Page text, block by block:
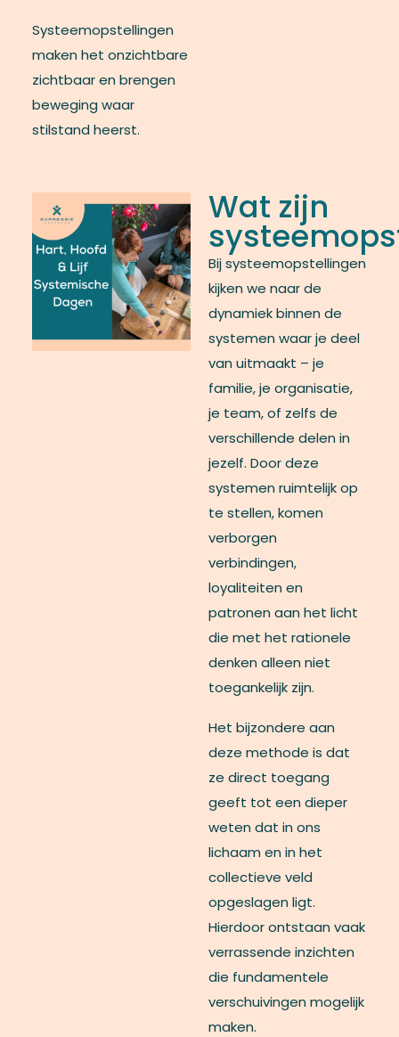
Systeemopstellingen
maken het onzichtbare
zichtbaar en brengen
beweging waar
stilstand heerst.
Wat zijn
Bij systeemopstellingen
kijken we naar de
dynamiek binnen de
systemen waar je deel
van uitmaakt – je
familie, je organisatie,
je team, of zelfs de
verschillende delen in
jezelf. Door deze
systemen ruimtelijk op
te stellen, komen
verborgen
verbindingen,
loyaliteiten en
patronen aan het licht
die met het rationele
denken alleen niet
toegankelijk zijn.
Het bijzondere aan
deze methode is dat
ze direct toegang
geeft tot een dieper
weten dat in ons
lichaam en in het
collectieve veld
opgeslagen ligt.
Hierdoor ontstaan vaak
verrassende inzichten
die fundamentele
verschuivingen mogelijk
maken.